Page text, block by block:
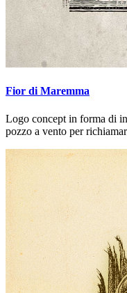
Fior di Maremma
Logo concept in forma di
pozzo a vento per